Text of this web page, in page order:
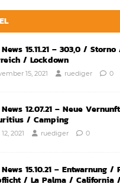
15.11.21 – 303,0 /
/ Lockdown
15, 2021 ruediger 0
News 12.07.21 – Neue
/ Camping
2021 ruediger 0
News 15.10.21 – Entwarnung
/ La Palma / California